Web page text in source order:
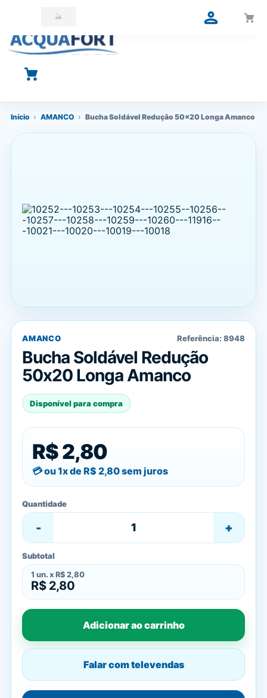
O que você está procurando?
Início › AMANCO › Bucha Soldável Redução 50x20 Longa Amanco
AMANCO Referência: 8948
Bucha Soldável Redução
50x20 Longa Amanco
Disponível para compra
R$ 2,80
ou 1x de R$ 2,80sem juros
Quantidade
- +
Subtotal
1 un. x R$ 2,80
R$ 2,80
Adicionar ao carrinho
Falar com televendas